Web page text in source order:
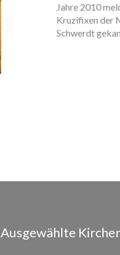
Jahre 2010
Kruzifixen der
Schwerdt
Ausgewählte